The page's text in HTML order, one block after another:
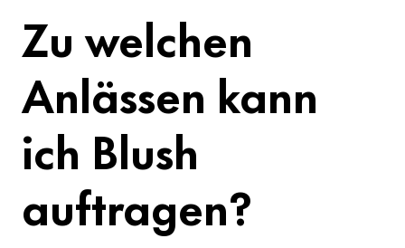
Zu welchen
Anlässen kann
ich Blush
auftragen?